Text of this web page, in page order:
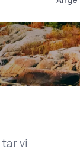
vi